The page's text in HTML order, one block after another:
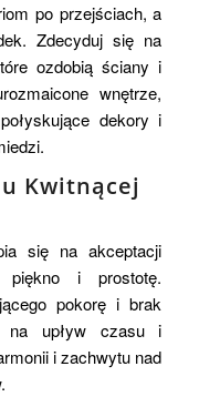
po przejściach, a
Zdecyduj się na
ozdobią ściany i
wnętrze,
dekory i
Kwitnącej
się na akceptacji
piękno i prostotę.
pokorę i brak
na upływ czasu i
i zachwytu nad